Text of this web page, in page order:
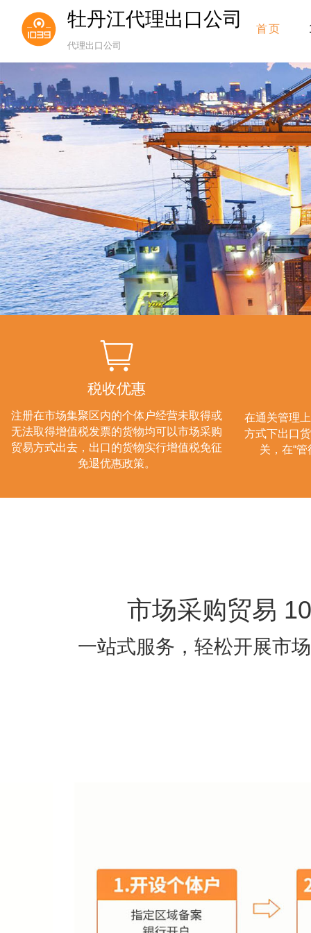
牡丹江代理出口公司
代理出口公司
首页
税收优惠
注册在市场集聚区内的个体户经营未取得或
无法取得增值税发票的货物均可以市场采购
贸易方式出去，出口的货物实行增值税免征
免退优惠政策。
在通关管理
方式下出口
关，在“管
市场采购贸易
一站式服务，轻松开展市